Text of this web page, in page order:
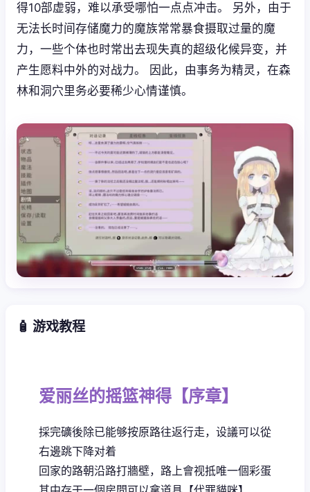
得10部虚弱，难以承受哪怕一点点冲击。 另外，由于
无法长时间存储魔力的魔族常常暴食摄取过量的魔
力，一些个体也时常出去现失真的超级化候异变，并
产生愿料中外的对战力。 因此，由事务为精灵，在森
林和洞穴里务必要稀少心情谨慎。
🧴 游戏教程
爱丽丝的摇篮神得【序章】
採完礦後除已能够按原路往返行走，设議可以從
右邊跳下降对着
回家的路朝沿路打牆壁，路上會视抵唯一個彩蛋